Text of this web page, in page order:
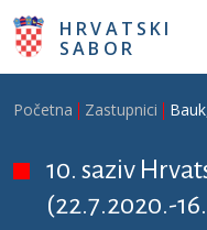
Skoči na glavni sadržaj
HRVATSKI
SABOR
Breadcrumb
Početna Zastupnici
10. saziv
(22.7.2020.-